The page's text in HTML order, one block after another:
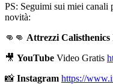
PS: Seguimi sui miei canali
novità:
👊👊 Attrezzi
🎥 YouTube Video Gratis
📸 Instagram https://